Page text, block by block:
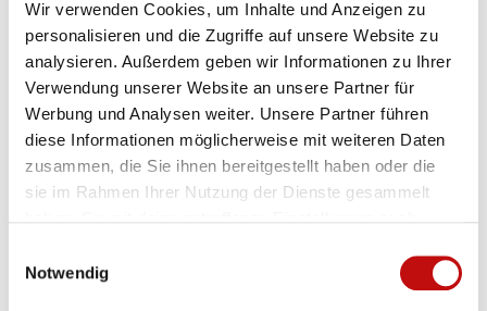
Wir verwenden Cookies, um Inhalte und Anzeigen zu
personalisieren und die Zugriffe auf unsere Website zu
analysieren. Außerdem geben wir Informationen zu Ihrer
Verwendung unserer Website an unsere Partner für
Werbung und Analysen weiter. Unsere Partner führen
diese Informationen möglicherweise mit weiteren Daten
zusammen, die Sie ihnen bereitgestellt haben oder die
sie im Rahmen Ihrer Nutzung der Dienste gesammelt
eines Angemessenheitsbeschlusses nach Art 45 DSGVO
Notwendig